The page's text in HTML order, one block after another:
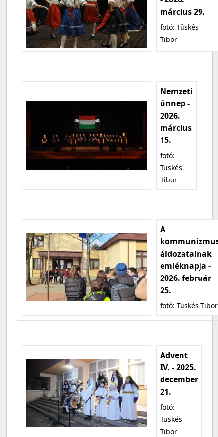
március 29.
fotó: Tüskés
Tibor
Nemzeti
ünnep -
2026.
március
15.
fotó:
Tüskés
Tibor
A
áldozatainak
emléknapja -
2026. február
25.
fotó: Tüskés Tibor
Advent
IV. - 2025.
december
21.
fotó:
Tüskés
Tibor